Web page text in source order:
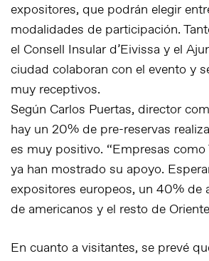
expositores, que podrán elegir
modalidades de participación.
el Consell Insular d’Eivissa y el
ciudad colaboran con el evento y
muy receptivos.
Según Carlos Puertas, director
hay un 20% de pre-reservas
es muy positivo. “Empresas como
ya han mostrado su apoyo.
expositores europeos, un 40% de
de americanos y el resto de
En cuanto a visitantes, se prevé